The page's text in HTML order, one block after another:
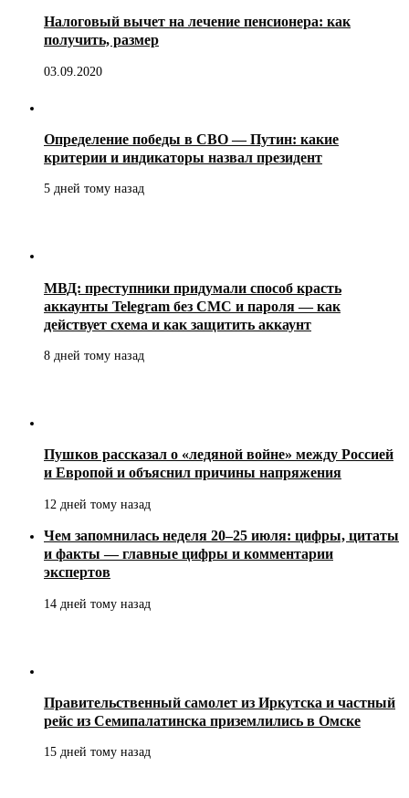
Налоговый вычет на лечение пенсионера: как
получить, размер
03.09.2020
Определение победы в СВО — Путин: какие
критерии и индикаторы назвал президент
5 дней тому назад
МВД: преступники придумали способ красть
аккаунты Telegram без СМС и пароля — как
действует схема и как защитить аккаунт
8 дней тому назад
Пушков рассказал о «ледяной войне» между Россией
и Европой и объяснил причины напряжения
12 дней тому назад
Чем запомнилась неделя 20–25 июля: цифры, цитаты
и факты — главные цифры и комментарии
экспертов
14 дней тому назад
Правительственный самолет из Иркутска и частный
рейс из Семипалатинска приземлились в Омске
15 дней тому назад